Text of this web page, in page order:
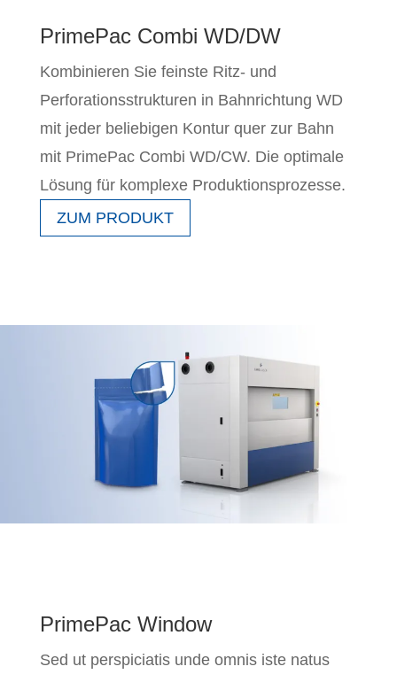
PrimePac Combi WD/DW
Kombinieren Sie feinste Ritz- und
Perforationsstrukturen in Bahnrichtung WD
mit jeder beliebigen Kontur quer zur Bahn
mit PrimePac Combi WD/CW. Die optimale
Lösung für komplexe Produktionsprozesse.
ZUM PRODUKT
PrimePac Window
Sed ut perspiciatis unde omnis iste natus